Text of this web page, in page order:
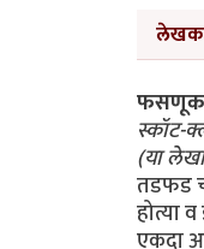
लेखक
फसणूक-
स्कॉट-
(या